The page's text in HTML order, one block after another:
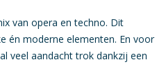
van opera en techno. Dit
én moderne elementen. En voor
veel aandacht trok dankzij een